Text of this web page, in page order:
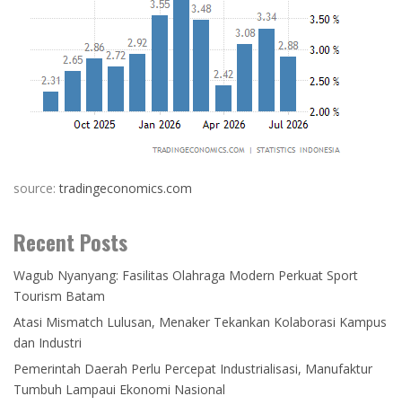
source:tradingeconomics.com
Recent Posts
Wagub Nyanyang: Fasilitas Olahraga Modern Perkuat Sport
Tourism Batam
Atasi Mismatch Lulusan, Menaker Tekankan Kolaborasi Kampus
dan Industri
Pemerintah Daerah Perlu Percepat Industrialisasi, Manufaktur
Tumbuh Lampaui Ekonomi Nasional